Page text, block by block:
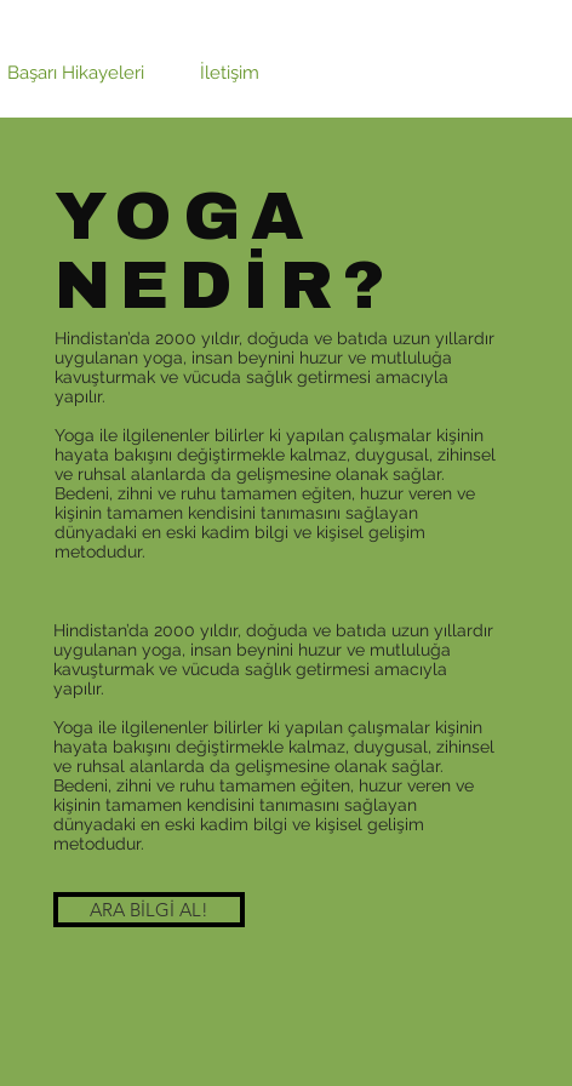
Başarı Hikayeleri İletişim
YOGA
NEDİR?
Hindistan’da 2000 yıldır, doğuda ve batıda uzun yıllardır
uygulanan yoga, insan beynini huzur ve mutluluğa
kavuşturmak ve vücuda sağlık getirmesi amacıyla
yapılır.
Yoga ile ilgilenenler bilirler ki yapılan çalışmalar kişinin
hayata bakışını değiştirmekle kalmaz, duygusal, zihinsel
ve ruhsal alanlarda da gelişmesine olanak sağlar.
Bedeni, zihni ve ruhu tamamen eğiten, huzur veren ve
kişinin tamamen kendisini tanımasını sağlayan
dünyadaki en eski kadim bilgi ve kişisel gelişim
metodudur.
Hindistan’da 2000 yıldır, doğuda ve batıda uzun yıllardır
uygulanan yoga, insan beynini huzur ve mutluluğa
kavuşturmak ve vücuda sağlık getirmesi amacıyla
yapılır.
Yoga ile ilgilenenler bilirler ki yapılan çalışmalar kişinin
hayata bakışını değiştirmekle kalmaz, duygusal, zihinsel
ve ruhsal alanlarda da gelişmesine olanak sağlar.
Bedeni, zihni ve ruhu tamamen eğiten, huzur veren ve
kişinin tamamen kendisini tanımasını sağlayan
dünyadaki en eski kadim bilgi ve kişisel gelişim
metodudur.
ARA BİLGİ AL!